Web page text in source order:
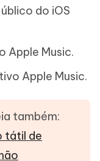
do iOS
Apple Music.
Apple Music.
também:
tátil de